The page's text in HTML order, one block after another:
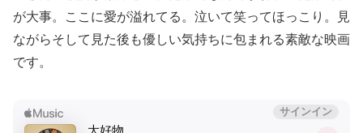
が大事。ここに愛が溢れてる。泣いて笑ってほっこり。見
ながらそして見た後も優しい気持ちに包まれる素敵な映画
です。